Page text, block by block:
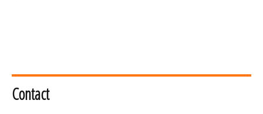
Contact